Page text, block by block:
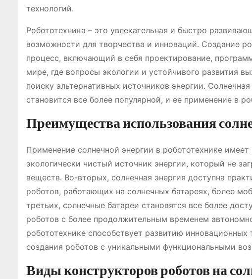
технологий․
Робототехника – это увлекательная и быстро
возможности для творчества и инноваций․ Создание
процесс, включающий в себя проектирование,
мире, где вопросы экологии и устойчивого развития
поиску альтернативных источников энергии․
становится все более популярной, и ее применение в
Преимущества использования
Применение солнечной энергии в робототехнике
экологически чистый источник энергии, который не
веществ․ Во-вторых, солнечная энергия доступна
роботов, работающих на солнечных батареях, более
третьих, солнечные батареи становятся все более
роботов с более продолжительным временем
робототехнике способствует развитию
создания роботов с уникальными функциональными
Виды конструкторов роботов на